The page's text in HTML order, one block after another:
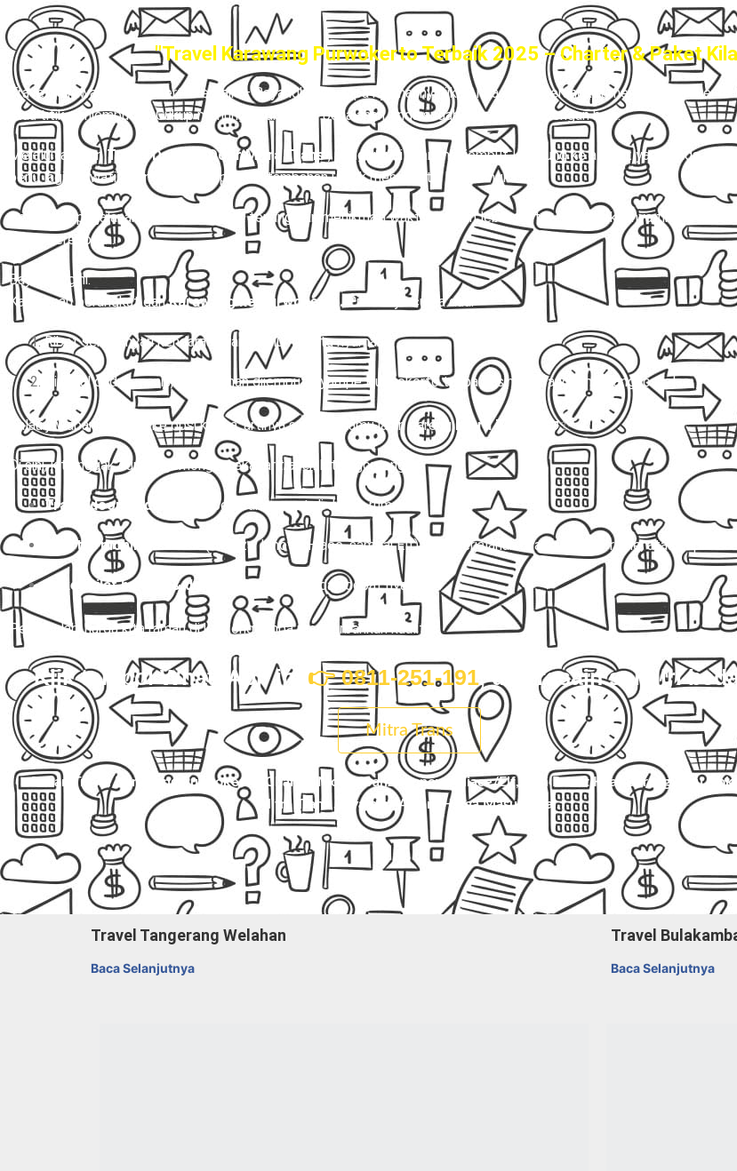
"Travel Karawang Purwokerto Terbaik 2025 – Charter & Paket
Travel Karawang-Purwokerto terbaik
– Bayangkan betapa nyamannya jika Anda dapat berangkat menuju Purwokerto
atau titik penjemputan. Cukup menunggu di rumah, perjalanan Anda sudah dipersiapkan dengan baik.
Melalui layananTravel Door to Door Mitra Trans, pengemudi akan menjemput langsung ke alamat yang Anda
perlu lagi khawatir mengenai transportasi tambahan untuk menuju titik keberangkatan.
Sepanjang perjalanan, Anda bisa duduk tenang dan menikmati waktu dengan lebih santai. Hingga akhirnya tiba di
tanpa kerepotan.
Bayangin gini:
Kamu mau berangkat dariKarawang ke Purwokerto. Pilihannya cuma dua:
Ribet sendiri nyari kendaraan yang belum tentu nyaman.
Tinggal duduk manis, pintu rumah dijemput, nyampe Purwokerto tanpa pusing, barang aman, ongkos jelas.
Kalau jawabanmu jatuh ke opsi kedua, artinya saatnya kamu jalan barengMitra Trans ! 🚐✨
Di sini, kita nggak cuma ngomongin sekadar travel. Kita ngomongin:
Travel door to door yang beneran jemput di depan rumah.
Charter mobil eksklusif (Avanza, Innova, Hiace, sampai Elf) buat perjalanan nyaman, rame-rame, atau
Paket kilat barang & dokumenyang aman dan cepat nyampe.
Percayalah, harga kita ramah di kantong tanpa mengorbankan kualitas.
Klik tombol WhatsApp ini 👉 0811-251-191, dan rasain sendiri
Mitra Trans
Pesan Travel Karawang Purwokerto, Charter Mobil Avanza/Innova/Hiace/Elf, Dan Paket Kilat Barang Atau
Mitra Trans
. Nyaman, Aman, Harga Masuk Akal.
Travel Tangerang Welahan
Baca Selanjutnya
Travel
Baca Selanjutnya